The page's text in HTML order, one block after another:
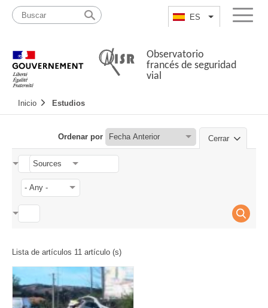
Pasar
contenido
Mapa
web
ES List additional
Menu
Observatorio
francés de seguridad
vial
Navigation
principale
Inicio Estudios
Cerrar
Ordenar por
Lista de artículos 11 artículo (s)